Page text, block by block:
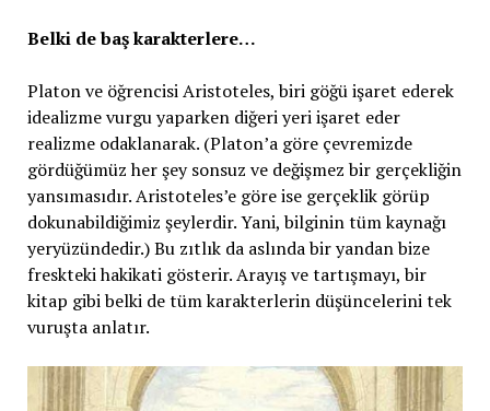
Belki de baş karakterlere…
Platon ve öğrencisi Aristoteles, biri göğü işaret ederek
idealizme vurgu yaparken diğeri yeri işaret eder
realizme odaklanarak. (Platon’a göre çevremizde
gördüğümüz her şey sonsuz ve değişmez bir gerçekliğin
yansımasıdır. Aristoteles’e göre ise gerçeklik görüp
dokunabildiğimiz şeylerdir. Yani, bilginin tüm kaynağı
yeryüzündedir.) Bu zıtlık da aslında bir yandan bize
freskteki hakikati gösterir. Arayış ve tartışmayı, bir
kitap gibi belki de tüm karakterlerin düşüncelerini tek
vuruşta anlatır.